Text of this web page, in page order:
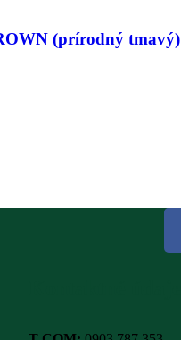
(prírodný tmavý)